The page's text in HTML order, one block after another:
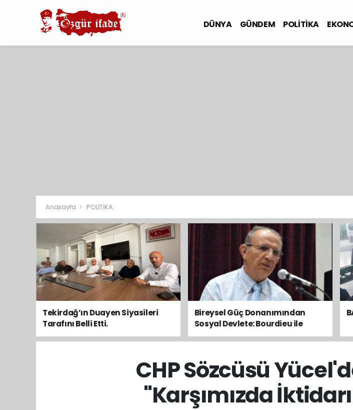
DÜNYA GÜNDEM POLİTİKA
Anasayfa POLİTİKA
Tekirdağ’ın Duayen Siyasileri
Tarafını Belli Etti.
Bireysel Güç Donanımından
Sosyal Devlete: Bourdieu ile
Toplumsal Dengeyi Okumak
CHP Sözcüsü
"Karşımızda